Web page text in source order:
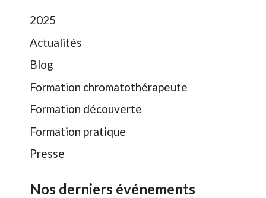
2025
Actualités
Blog
Formation chromatothérapeute
Formation découverte
Formation pratique
Presse
Nos derniers événements